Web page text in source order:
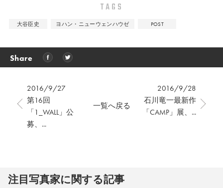
TAGS
大谷臣史 ヨハン・ニューウェンハウゼ POST
Share
2016/9/27
第16回
「1_WALL」公
募、...
2016/9/28
石川竜一最新作
「CAMP」展、...
一覧へ戻る
注⽬写真家に関する記事